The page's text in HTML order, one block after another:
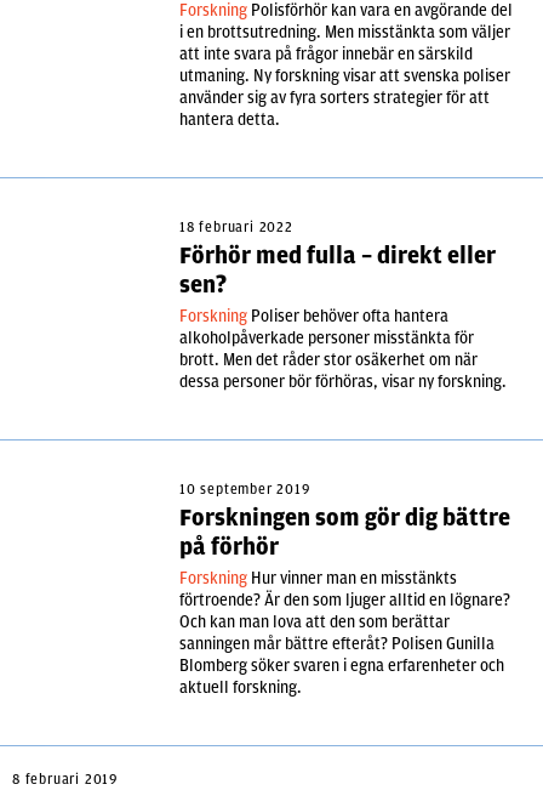
Forskning Polisförhör kan vara en avgörande del
i en brottsutredning. Men misstänkta som väljer
att inte svara på frågor innebär en särskild
utmaning. Ny forskning visar att svenska poliser
använder sig av fyra sorters strategier för att
hantera detta.
18 februari 2022
Förhör med fulla – direkt eller
sen?
Forskning Poliser behöver ofta hantera
alkoholpåverkade personer misstänkta för
brott. Men det råder stor osäkerhet om när
dessa personer bör förhöras, visar ny forskning.
10 september 2019
Forskningen som gör dig bättre
på förhör
Forskning Hur vinner man en misstänkts
förtroende? Är den som ljuger alltid en lögnare?
Och kan man lova att den som berättar
sanningen mår bättre efteråt? Polisen Gunilla
Blomberg söker svaren i egna erfarenheter och
aktuell forskning.
8 februari 2019